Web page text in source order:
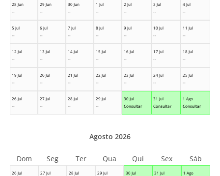
28 Jun
--
29 Jun
--
30 Jun
--
1 Jul
--
2 Jul
--
3 Jul
--
4 Jul
--
5 Jul
--
6 Jul
--
7 Jul
--
8 Jul
--
9 Jul
--
10 Jul
--
11 Jul
--
12 Jul
--
13 Jul
--
14 Jul
--
15 Jul
--
16 Jul
--
17 Jul
--
18 Jul
--
19 Jul
--
20 Jul
--
21 Jul
--
22 Jul
--
23 Jul
--
24 Jul
--
25 Jul
--
26 Jul
--
27 Jul
--
28 Jul
--
29 Jul
--
30 Jul
Consultar
31 Jul
Consultar
1 Ago
Consultar
26 Jul
27 Jul
28 Jul
29 Jul
30 Jul
31 Jul
1 Ago
Agosto 2026
Dom Seg Ter Qua Qui Sex Sáb